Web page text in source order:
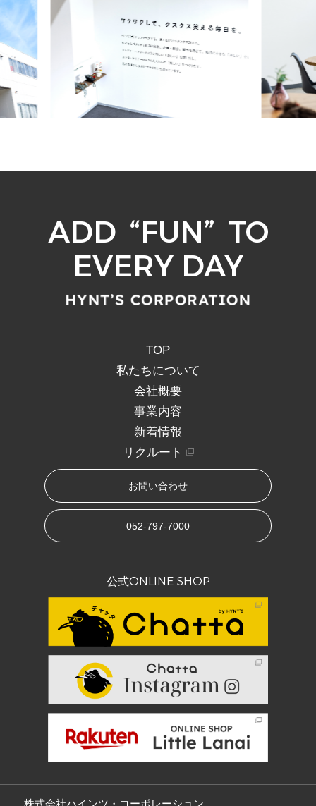
ADD “FUN” TO
EVERY DAY
TOP
私たちについて
会社概要
事業内容
新着情報
リクルート
お問い合わせ
052-797-7000
公式ONLINE SHOP